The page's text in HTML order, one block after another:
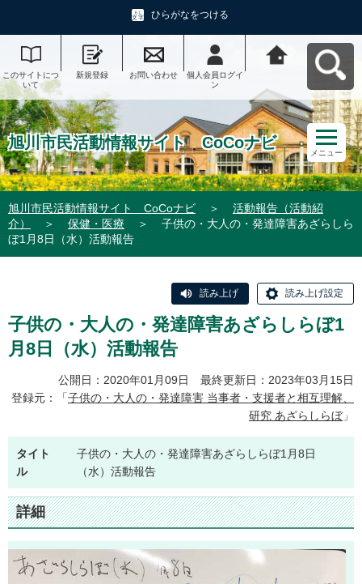
ひらがなをつける
このサイトにつ
いて
新規登録 お問い合わせ
個人会員ログイ
ン
ナビへ戻る
旭川市民活動情報サイト CoCoナビ
メニュー
旭川市民活動情報サイト CoCoナビ ＞
活動報告（活動紹
介）
＞ 保健・医療 ＞
子供の・大人の・発達障害あざらしら
ぼ1月8日（水）活動報告
読み上げ 読み上げ設定
子供の・大人の・発達障害あざらしらぼ1
月8日（水）活動報告
公開日：2020年01月09日 最終更新日：2023年03月15日
登録元：「子供の・大人の・発達障害 当事者・支援者と相互理解、
研究 あざらしらぼ」
タイト
ル
子供の・大人の・発達障害あざらしらぼ1月8日
（水）活動報告
詳細